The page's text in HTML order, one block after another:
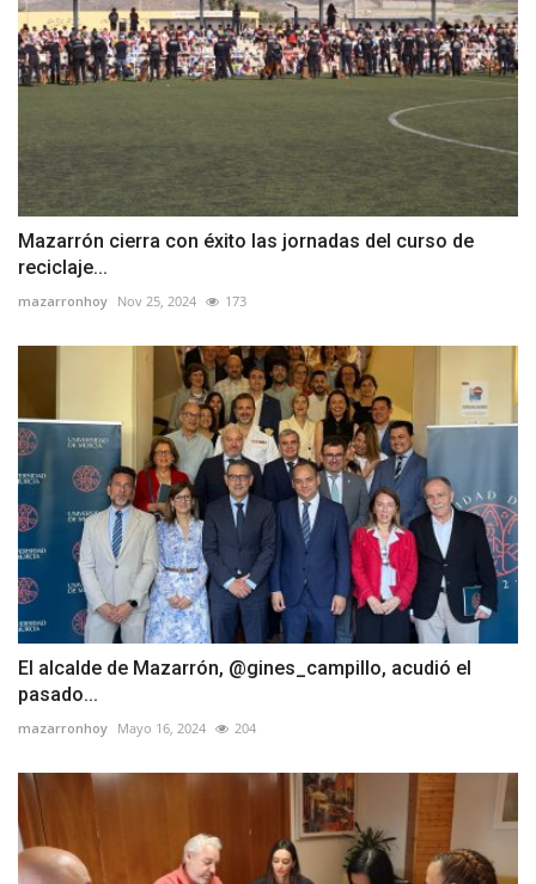
Mazarrón cierra con éxito las jornadas del curso de
reciclaje...
mazarronhoy Nov 25, 2024 173
El alcalde de Mazarrón, @gines_campillo, acudió el
pasado...
mazarronhoy Mayo 16, 2024 204